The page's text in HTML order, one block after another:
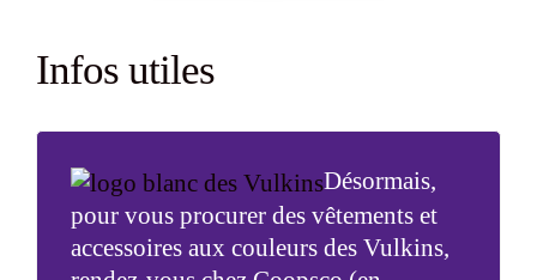
Infos utiles
Désormais,
pour vous procurer des vêtements et
accessoires aux couleurs des Vulkins,